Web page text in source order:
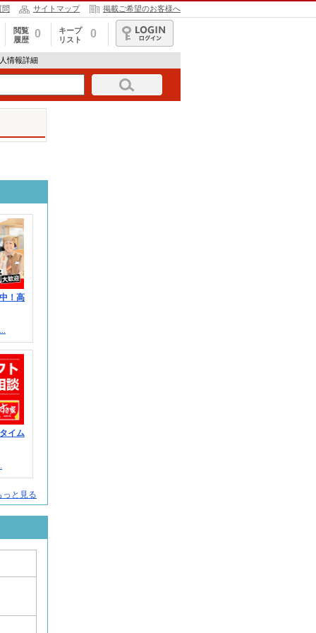
問 サイトマップ 掲載ご希望のお客様へ
閲覧
履歴
0
キープ
リスト
0
ログイン
情報詳細
！高
イム
と見る